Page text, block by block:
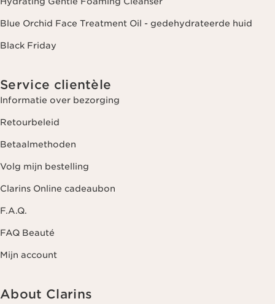
Blue Orchid Face Treatment Oil - gedehydrateerde huid
Black Friday
Service clientèle
Informatie over bezorging
Retourbeleid
Betaalmethoden
Volg mijn bestelling
Clarins Online cadeaubon
F.A.Q.
FAQ Beauté
Mijn account
About Clarins